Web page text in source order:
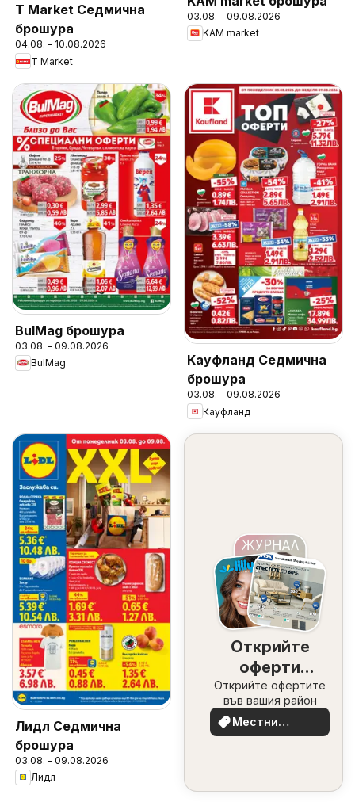
T Market Седмична
брошура
04.08. - 10.08.2026
T Market
03.08. - 09.08.2026
KAM market
BulMag брошура
03.08. - 09.08.2026
BulMag
Кауфланд Седмична
брошура
03.08. - 09.08.2026
Кауфланд
Лидл Седмична
брошура
03.08. - 09.08.2026
Лидл
Открийте
оферти
наблизо
Открийте офертите
във вашия район
Местни
оферти